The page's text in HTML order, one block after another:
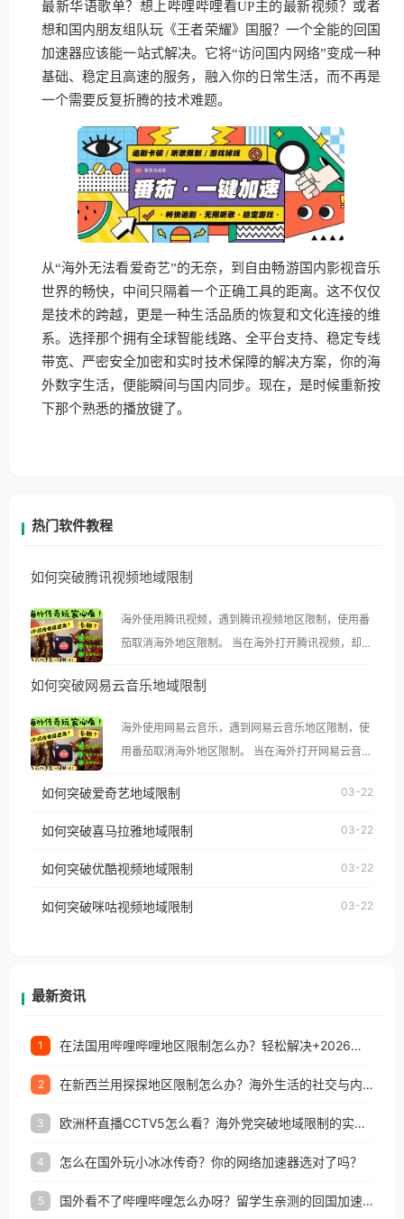
最新华语歌单？想上哔哩哔哩看UP主的最新视频？或者
想和国内朋友组队玩《王者荣耀》国服？一个全能的回国
加速器应该能一站式解决。它将“访问国内网络”变成一种
基础、稳定且高速的服务，融入你的日常生活，而不再是
一个需要反复折腾的技术难题。
从“海外无法看爱奇艺”的无奈，到自由畅游国内影视音乐
世界的畅快，中间只隔着一个正确工具的距离。这不仅仅
是技术的跨越，更是一种生活品质的恢复和文化连接的维
系。选择那个拥有全球智能线路、全平台支持、稳定专线
带宽、严密安全加密和实时技术保障的解决方案，你的海
外数字生活，便能瞬间与国内同步。现在，是时候重新按
下那个熟悉的播放键了。
热门软件教程
如何突破腾讯视频地域限制
海外使用腾讯视频，遇到腾讯视频地区限制，使用番
茄取消海外地区限制。 当在海外打开腾讯视频，却突
示语。 海外用户如香港、澳门、台湾、美国、加拿
像其他音乐平台一样，出现地区及版权限制问题，且
仅能在中国大陆地区播放。 遇到这个问题的朋友们，
台湾、美国、加拿大、澳大利亚、欧洲等国家和地区
权限制所困扰。
如何突破网易云音乐地域限制
海外使用网易云音乐，遇到网易云音乐地区限制，使
用番茄取消海外地区限制。 当在海外打开网易云音
播放”的提示语。 海外用户如香港、澳门、台湾、美
制问题，且仅能在中国大陆地区播放。 遇到这个问题
户收听网易云音乐地区版权限制」的问题，无论人在
如何突破爱奇艺地域限制 03-22
如何突破喜马拉雅地域限制 03-22
如何突破优酷视频地域限制 03-22
如何突破咪咕视频地域限制 03-22
最新资讯
1 在法国用哔哩哔哩地区限制怎么办？轻松解决+2026世界杯看球攻略
2 在新西兰用探探地区限制怎么办？海外生活的社交与内容之困
3 欧洲杯直播CCTV5怎么看？海外党突破地域限制的实用指南
4 怎么在国外玩小冰冰传奇？你的网络加速器选对了吗？
5 国外看不了哔哩哔哩怎么办呀？留学生亲测的回国加速全攻略（含酷我音乐渤海银行解决方法）